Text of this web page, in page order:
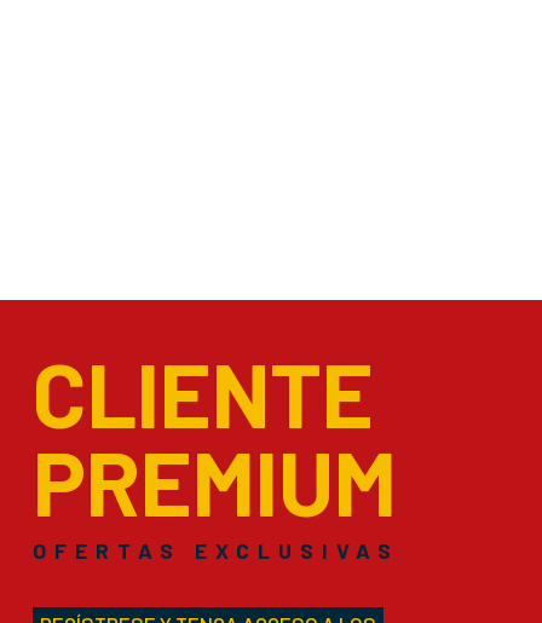
CLIENTE
PREMIUM
OFERTAS EXCLUSIVAS